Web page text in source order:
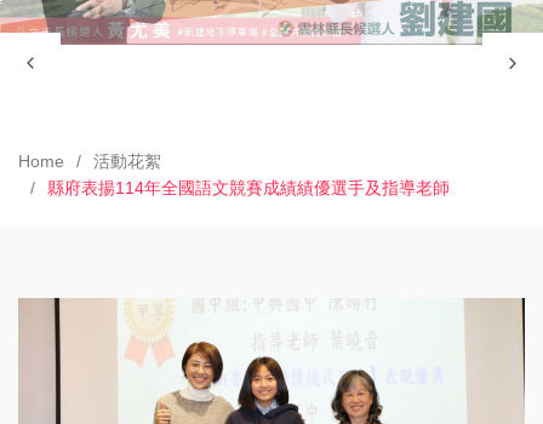
Home
活動花絮
縣府表揚114年全國語文競賽成績績優選手及指導老師